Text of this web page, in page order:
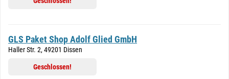
GLS Paket Shop Adolf Glied GmbH
Haller Str. 2, 49201 Dissen
Geschlossen!